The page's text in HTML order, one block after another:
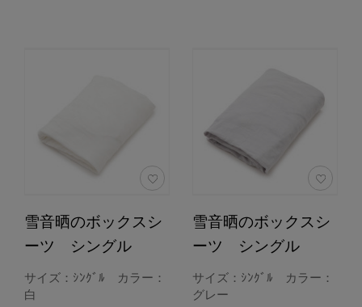
雪音晒のボックスシ
ーツ シングル
サイズ：ｼﾝｸﾞﾙ カラー：
白
雪音晒のボックスシ
ーツ シングル
サイズ：ｼﾝｸﾞﾙ カラー：
グレー